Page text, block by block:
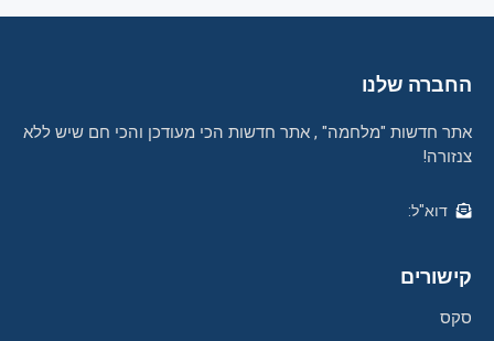
החברה שלנו
אתר חדשות "מלחמה" , אתר חדשות הכי מעודכן והכי חם שיש ללא
צנזורה!
דוא"ל:
קישורים
סקס